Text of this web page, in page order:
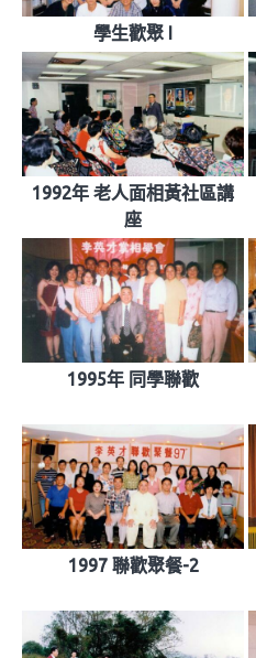
學生歡聚 I
1992年 老人面相黃社區講
座
1995年 同學聯歡
1997 聯歡聚餐-2